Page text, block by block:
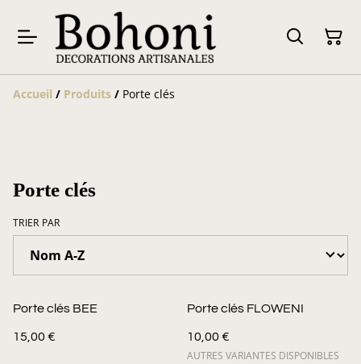
Accueil / Produits / Porte clés
Porte clés
TRIER PAR
Porte clés BEE
15,00 €
Porte clés FLOWENI
10,00 €
AUTRES VARIANTES DISPONIBLES